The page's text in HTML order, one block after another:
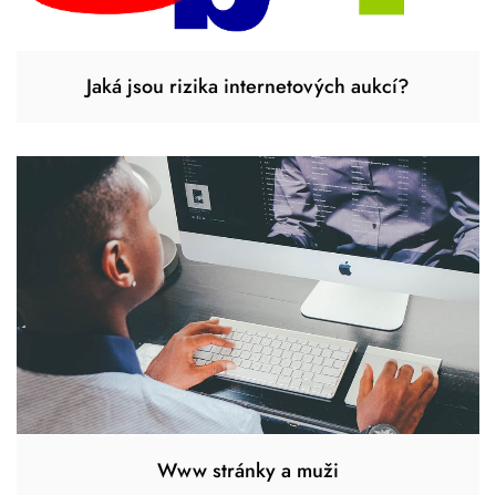
Jaká jsou rizika internetových aukcí?
Www stránky a muži